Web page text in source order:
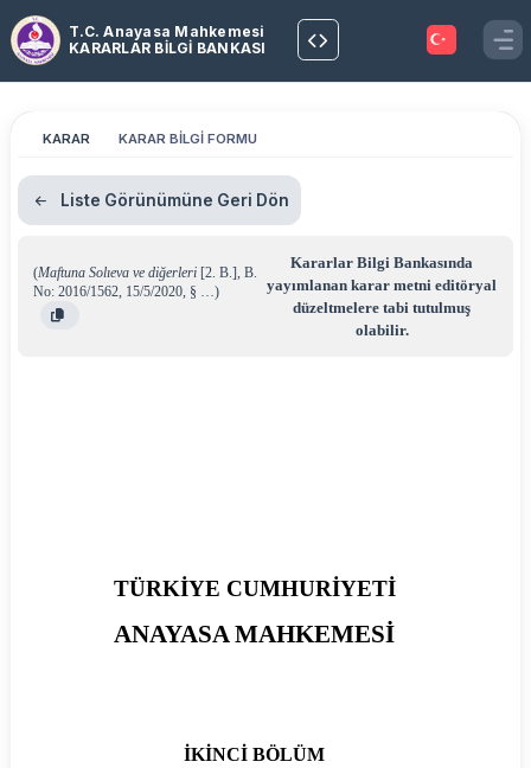
T.C. Anayasa Mahkemesi
KARARLAR BİLGİ BANKASI
KARAR KARAR BİLGİ FORMU
Liste Görünümüne Geri Dön
(Maftuna Solıeva ve diğerleri [2. B.], B.
No: 2016/1562, 15/5/2020, § …)
Kararlar Bilgi Bankasında
yayımlanan karar metni editöryal
düzeltmelere tabi tutulmuş
olabilir.